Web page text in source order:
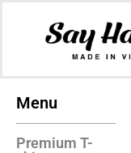
Menu
Premium T-